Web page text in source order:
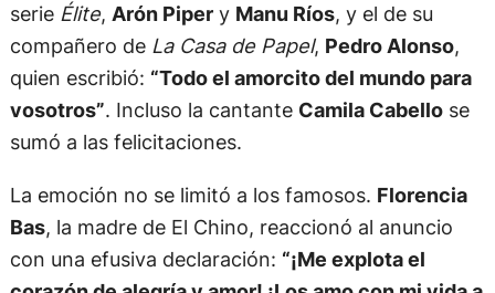
serie Élite, Arón Pipery Manu Ríos, y el de su
compañero de La Casa de Papel, Pedro Alonso,
quien escribió: “Todo el amorcito del mundo para
vosotros”. Incluso la cantante Camila Cabellose
sumó a las felicitaciones.
La emoción no se limitó a los famosos. Florencia
Bas, la madre de El Chino, reaccionó al anuncio
con una efusiva declaración: “¡Me explota el